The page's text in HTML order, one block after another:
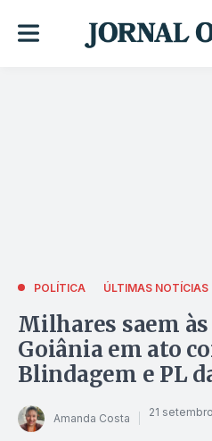
POLÍTICA ÚLTIMAS NOTÍCIAS
Milhares saem às
Goiânia em ato
Blindagem e PL
Amanda Costa 21